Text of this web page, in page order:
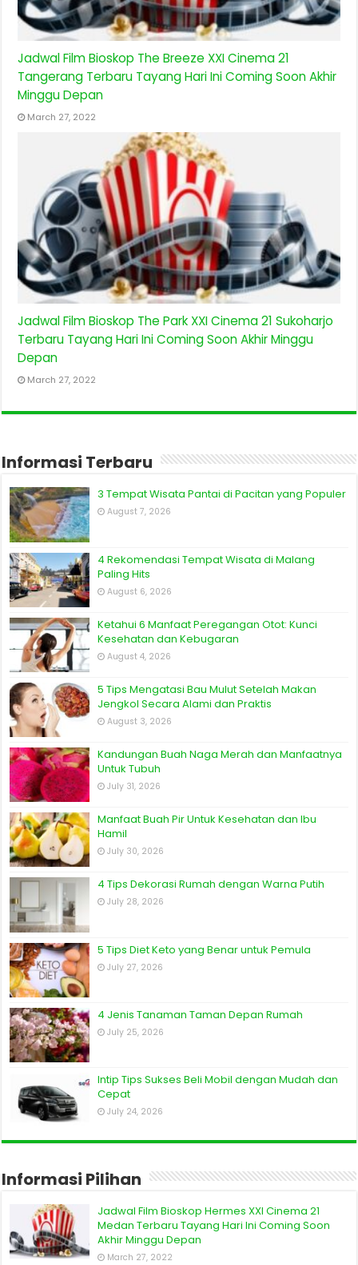
Jadwal Film Bioskop The Breeze XXI Cinema 21
Tangerang Terbaru Tayang Hari Ini Coming Soon Akhir
Minggu Depan
March 27, 2022
Jadwal Film Bioskop The Park XXI Cinema 21 Sukoharjo
Terbaru Tayang Hari Ini Coming Soon Akhir Minggu
Depan
March 27, 2022
Informasi Terbaru
3 Tempat Wisata Pantai di Pacitan yang Populer
August 7, 2026
4 Rekomendasi Tempat Wisata di Malang
Paling Hits
August 6, 2026
Ketahui 6 Manfaat Peregangan Otot: Kunci
Kesehatan dan Kebugaran
August 4, 2026
5 Tips Mengatasi Bau Mulut Setelah Makan
Jengkol Secara Alami dan Praktis
August 3, 2026
Kandungan Buah Naga Merah dan Manfaatnya
Untuk Tubuh
July 31, 2026
Manfaat Buah Pir Untuk Kesehatan dan Ibu
Hamil
July 30, 2026
4 Tips Dekorasi Rumah dengan Warna Putih
July 28, 2026
5 Tips Diet Keto yang Benar untuk Pemula
July 27, 2026
4 Jenis Tanaman Taman Depan Rumah
July 25, 2026
Intip Tips Sukses Beli Mobil dengan Mudah dan
Cepat
July 24, 2026
Informasi Pilihan
Jadwal Film Bioskop Hermes XXI Cinema 21
Medan Terbaru Tayang Hari Ini Coming Soon
Akhir Minggu Depan
March 27, 2022